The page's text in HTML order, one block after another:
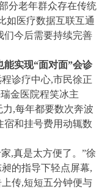
分老年群众存在传统
如医疗数据互联互通
们今后需要持续完善
能实现“面对面”会诊
诊疗中心,市民徐正
金医院程笑冰主
,每年都要数次奔波
宿和挂号费用动辄数
,真是太方便了。”徐
的指导下轻点屏幕,
传,短短五分钟便与